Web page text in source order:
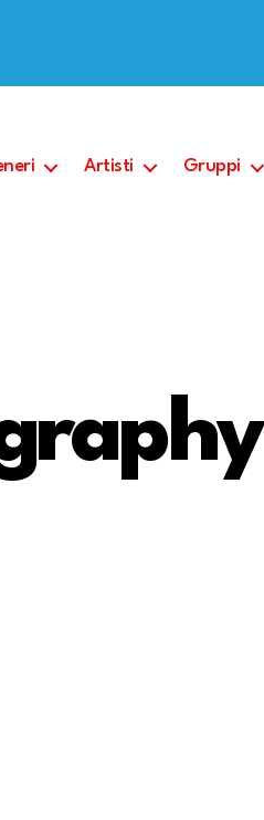
Artisti Gruppi